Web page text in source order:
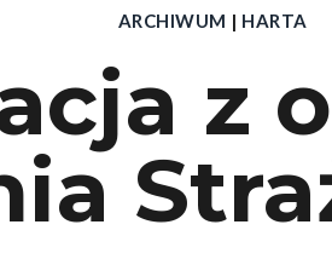
ARCHIWUM | HARTA
z